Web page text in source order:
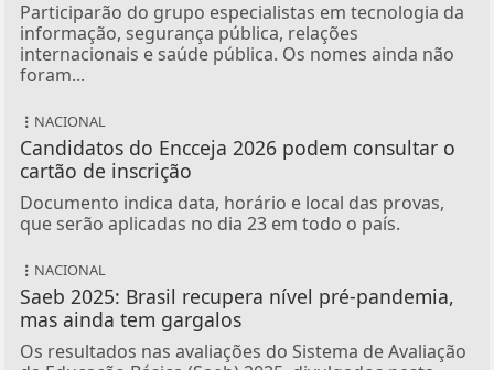
Participarão do grupo especialistas em tecnologia da
informação, segurança pública, relações
internacionais e saúde pública. Os nomes ainda não
foram...
NACIONAL
Candidatos do Encceja 2026 podem consultar o
cartão de inscrição
Documento indica data, horário e local das provas,
que serão aplicadas no dia 23 em todo o país.
NACIONAL
Saeb 2025: Brasil recupera nível pré-pandemia,
mas ainda tem gargalos
Os resultados nas avaliações do Sistema de Avaliação